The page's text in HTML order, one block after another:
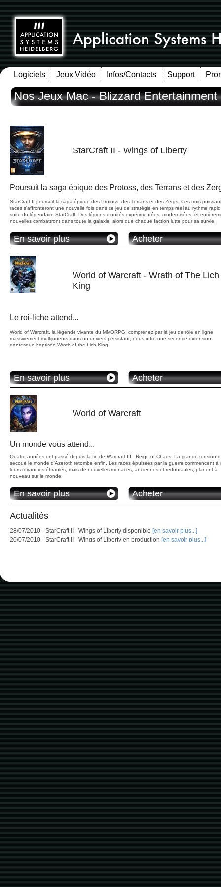
Logiciels Jeux Vidéo Infos/Contacts Support
Nos Jeux Mac - Blizzard Entertainment
StarCraft II - Wings of Liberty
Poursuit la saga épique des Protoss, des Terrans et des
StarCraft II poursuit la saga épique des Protoss, des Terrans et des Zergs. Ces trois
races s'affronteront une nouvelle fois dans ce jeu de stratégie en temps réel au rythme
suite du légendaire StarCraft. Des légions d'unités expérimentées, modernisées, et
nouvelles combattront dans toute la galaxie, alors que chaque faction lutte pour sa survie.
En savoir plus Acheter
World of Warcraft - Wrath of The Lich
King
Le roi-liche attend...
World of Warcraft, la légende vivante du MMORPG, comprenez par là jeu de rôle en ligne
massivement multijoueurs dans un univers persistant, nous offre une seconde extension
dantesque baptisée Wrath of the Lich King.
En savoir plus Acheter
World of Warcraft
Un monde vous attend...
Quatre années ont passé depuis la fin de Warcraft III : Reign of Chaos. La grande tension
secoué le monde d'Azeroth retombe enfin. Les races épuisées par la guerre commencent à
leurs royaumes ébranlés, mais de nouvelles menaces, anciennes et redoutables, planent à
nouveau sur le monde.
En savoir plus Acheter
Actualités
28/07/2010 - StarCraft II - Wings of Liberty disponible [en savoir plus...]
20/07/2010 - StarCraft II - Wings of Liberty en production [en savoir plus...]